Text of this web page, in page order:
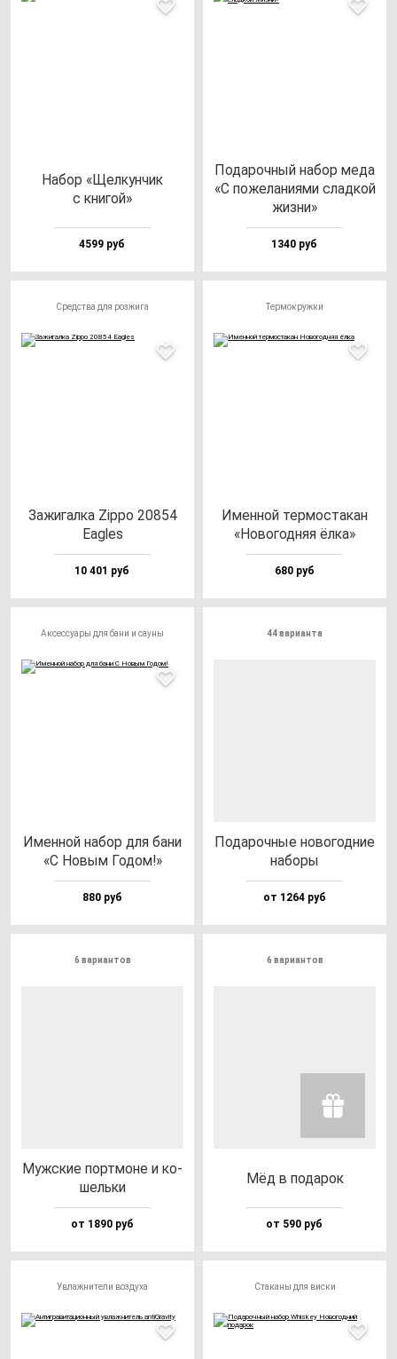
Набор «Щел­кун­чик
с кни­гой»
4599 руб
Пода­роч­ный на­бор ме­да
«С по­же­ла­ни­ями слад­кой
жиз­ни»
1340 руб
Средства для розжига
Зажи­гал­ка Zip­po 20854
Eag­les
10 401 руб
Термокружки
Имен­ной тер­мос­та­кан
«Ново­год­няя ёл­ка»
680 руб
Аксессуары для бани и сауны
Имен­ной на­бор для ба­ни
«С Новым Годом!»
880 руб
44 варианта
Пода­роч­ные но­во­год­ние
на­бо­ры
от 1264 руб
6 вариантов
Муж­ские пор­тмо­не и ко­
шель­ки
от 1890 руб
6 вариантов
Мёд в по­да­рок
от 590 руб
Увлажнители воздуха Стаканы для виски